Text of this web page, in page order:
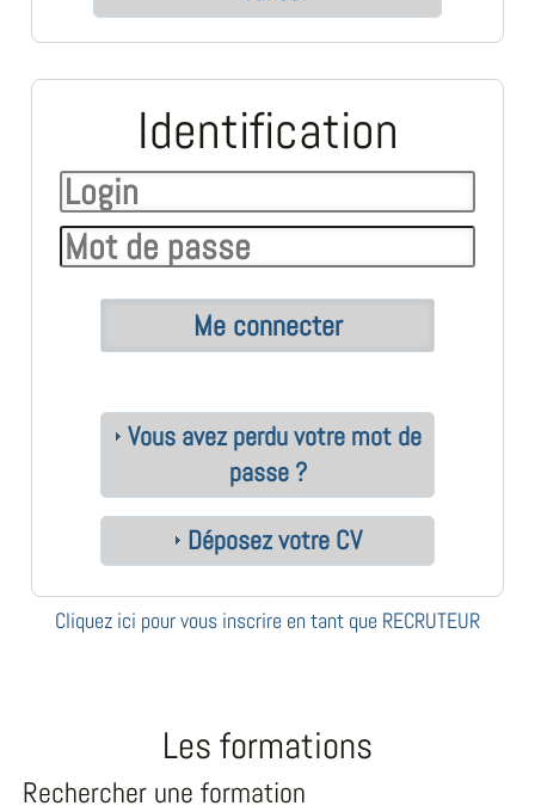
Identification
Vous avez perdu votre mot de
passe ?
Déposez votre CV
Cliquez ici pour vous inscrire en tant que RECRUTEUR
Les formations
Rechercher une formation